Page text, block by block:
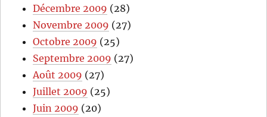
Décembre 2009 (28)
Novembre 2009 (27)
Octobre 2009 (25)
Septembre 2009 (27)
Août 2009 (27)
Juillet 2009 (25)
Juin 2009 (20)